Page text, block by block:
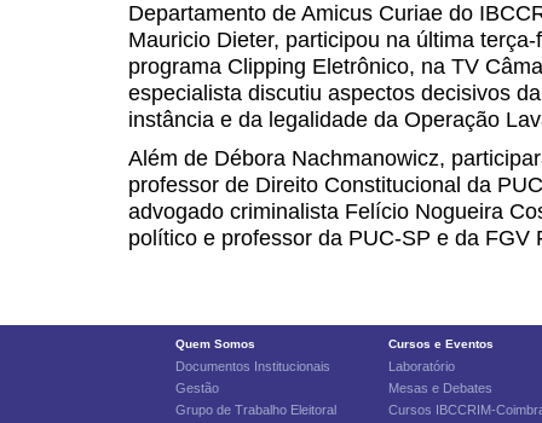
Departamento de Amicus Curiae do
Mauricio Dieter, participou na última
programa Clipping Eletrônico, na TV
especialista discutiu aspectos decisivos
instância e da legalidade da Operação
Além de Débora Nachmanowicz,
professor de Direito Constitucional da
advogado criminalista Felício Nogueira
político e professor da PUC-SP e da FGV
Quem Somos
Documentos Institucionais
Gestão
Grupo de Trabalho Eleitoral
Cursos e Eventos
Laboratório
Mesas e Debates
Cursos IBCCRIM-